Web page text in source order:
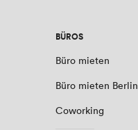
BÜROS
Büro mieten
Büro mieten Berlin
Coworking